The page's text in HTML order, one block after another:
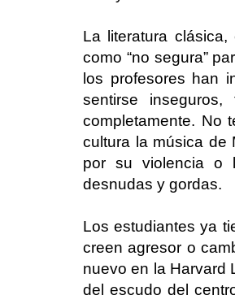
La literatura
como “no segura”
los profesores han
sentirse
completamente. No
cultura la música de
por su violencia o
desnudas y gordas.
Los estudiantes ya
creen agresor o
nuevo en la Harvard
del escudo del